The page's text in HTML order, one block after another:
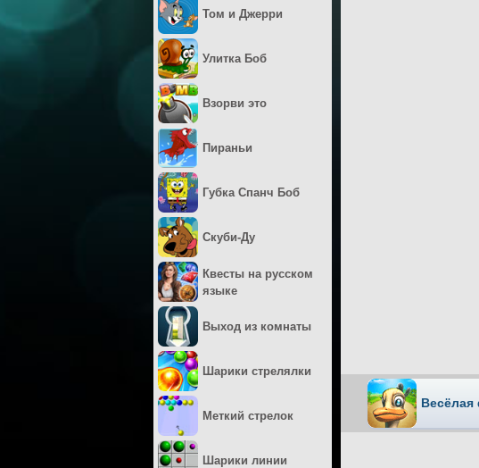
Том и Джерри
Улитка Боб
Взорви это
Пираньи
Губка Спанч Боб
Скуби-Ду
Квесты на русском
языке
Выход из комнаты
Шарики стрелялки
Меткий стрелок
Шарики линии